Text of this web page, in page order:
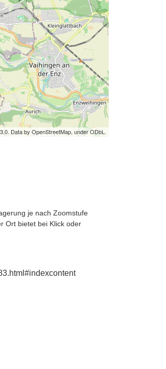
Data by OpenStreetMap, under ODbL.
je nach Zoomstufe
Ort bietet bei Klick oder